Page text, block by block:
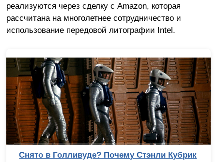
реализуются через сделку с Amazon, которая
рассчитана на многолетнее сотрудничество и
использование передовой литографии Intel.
Снято в Голливуде? Почему Стэнли Кубрик